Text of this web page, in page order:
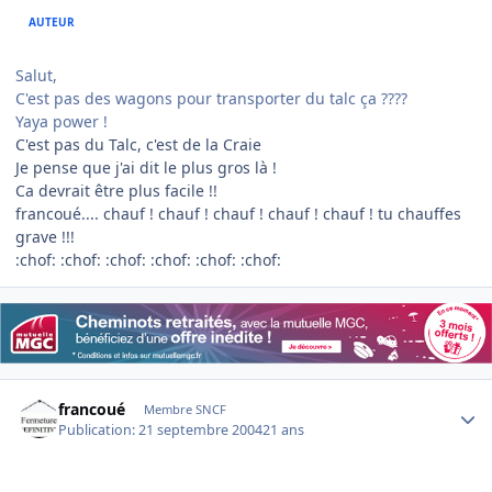
AUTEUR
Salut,
C'est pas des wagons pour transporter du talc ça ????
Yaya power !
C'est pas du Talc, c'est de la Craie
Je pense que j'ai dit le plus gros là !
Ca devrait être plus facile !!
francoué.... chauf ! chauf ! chauf ! chauf ! chauf ! tu chauffes
grave !!!
:chof: :chof: :chof: :chof: :chof: :chof:
francoué Membre SNCF
Publication:21 septembre 200421 ans